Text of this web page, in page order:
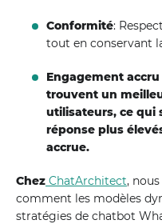
Conformité:
tout en conservant
Engagement
trouvent un
utilisateurs, ce qui
réponse plus
accrue.
Chez ChatArchitect,
comment les modèles
stratégies de chatbot